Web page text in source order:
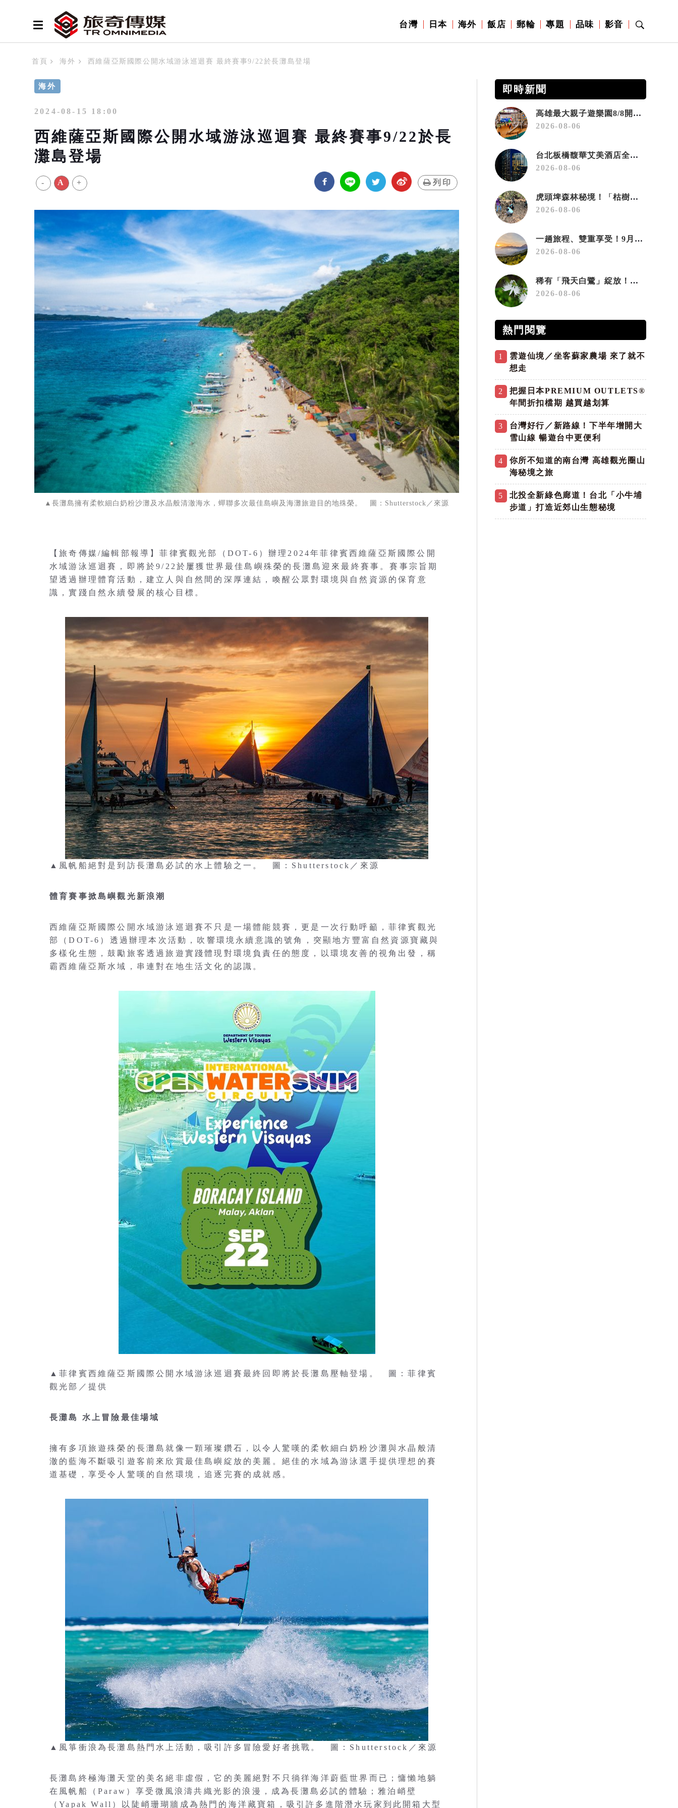
台灣 日本 海外 飯店 郵輪 專題 品味 影音
首頁 海外 西維薩亞斯國際公開水域游泳巡迴賽 最終賽事9/22於長灘島登場
海外
2024-08-15 18:00
西維薩亞斯國際公開水域游泳巡迴賽 最終賽事9/22於長
灘島登場
- A + 列印
▲長灘島擁有柔軟細白奶粉沙灘及水晶般清澈海水，蟬聯多次最佳島嶼及海灘旅遊目的地殊榮。 圖：Shutterstock／來源
【旅奇傳媒/編輯部報導】菲律賓觀光部（DOT-6）辦理2024年菲律賓西維薩亞斯國際公開
水域游泳巡迴賽，即將於9/22於屢獲世界最佳島嶼殊榮的長灘島迎來最終賽事。賽事宗旨期
望透過辦理體育活動，建立人與自然間的深厚連結，喚醒公眾對環境與自然資源的保育意
識，實踐自然永續發展的核心目標。
▲風帆船絕對是到訪長灘島必試的水上體驗之一。 圖：Shutterstock／來源
體育賽事掀島嶼觀光新浪潮
西維薩亞斯國際公開水域游泳巡迴賽不只是一場體能競賽，更是一次行動呼籲，菲律賓觀光
部（DOT-6）透過辦理本次活動，吹響環境永續意識的號角，突顯地方豐富自然資源寶藏與
多樣化生態，鼓勵旅客透過旅遊實踐體現對環境負責任的態度，以環境友善的視角出發，稱
霸西維薩亞斯水域，串連對在地生活文化的認識。
▲菲律賓西維薩亞斯國際公開水域游泳巡迴賽最終回即將於長灘島壓軸登場。 圖：菲律賓
觀光部／提供
長灘島 水上冒險最佳場域
擁有多項旅遊殊榮的長灘島就像一顆璀璨鑽石，以令人驚嘆的柔軟細白奶粉沙灘與水晶般清
澈的藍海不斷吸引遊客前來欣賞最佳島嶼綻放的美麗。絕佳的水域為游泳選手提供理想的賽
道基礎，享受令人驚嘆的自然環境，追逐完賽的成就感。
▲風箏衝浪為長灘島熱門水上活動，吸引許多冒險愛好者挑戰。 圖：Shutterstock／來源
長灘島終極海灘天堂的美名絕非虛假，它的美麗絕對不只徜徉海洋蔚藍世界而已；慵懶地躺
在風帆船（Paraw）享受微風浪濤共織光影的浪漫，成為長灘島必試的體驗；雅泊峭壁
（Yapak Wall）以陡峭珊瑚牆成為熱門的海洋藏寶箱，吸引許多進階潛水玩家到此開箱大型
即時新聞
高雄最大親子遊樂園8/8開幕！30項設施免費玩、YOYO家族嗨翻暑假
2026-08-06
台北板橋馥華艾美酒店全新開幕 感官藝術策展打造旅居新風格
2026-08-06
虎頭埤森林秘境！「枯樹籬步道」生態復育有成 走進大自然生命教室
2026-08-06
一趟旅程、雙重享受！9月住宿合歡山 順遊奧萬大10元優惠入園
2026-08-06
稀有「飛天白鷺」綻放！神戶六甲高山植物園「鷺草」珍貴現身
2026-08-06
熱門閱覽
1
雲遊仙境／坐客蘇家農場 來了就不
想走
2
把握日本PREMIUM OUTLETS®
年間折扣檔期 越買越划算
3
台灣好行／新路線！下半年增開大
雪山線 暢遊台中更便利
4
你所不知道的南台灣 高雄觀光圈山
海秘境之旅
5
北投全新綠色廊道！台北「小牛埔
步道」打造近郊山生態秘境